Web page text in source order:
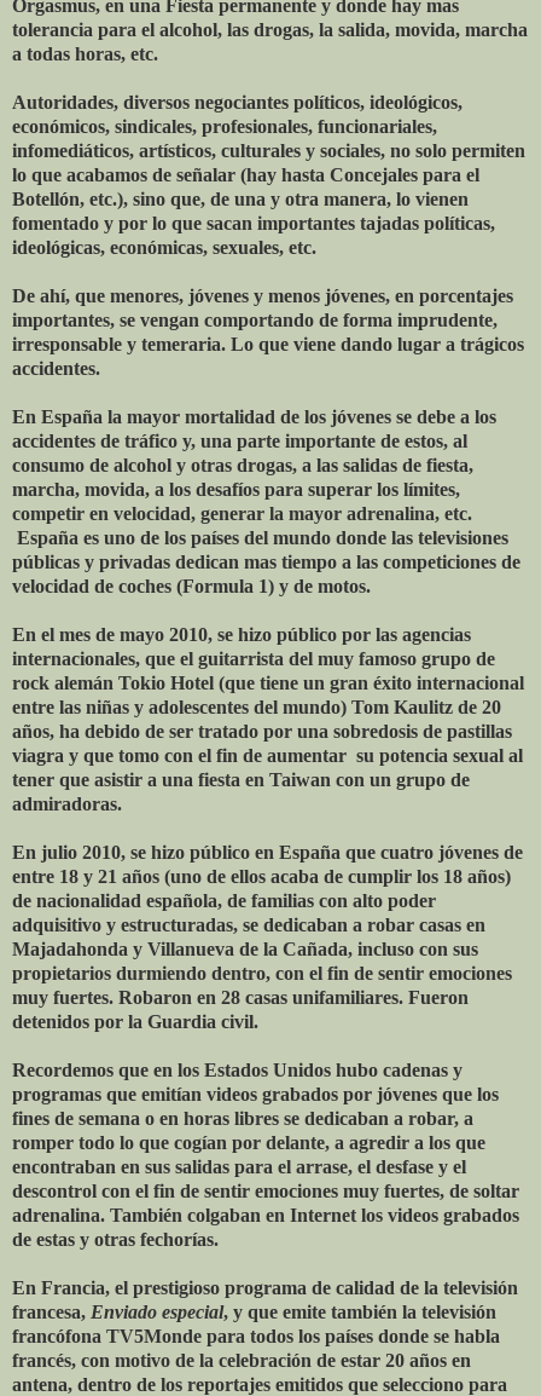
Orgasmus, en una Fiesta permanente y donde hay mas
tolerancia para el alcohol, las drogas, la salida, movida, marcha
a todas horas, etc.
Autoridades, diversos negociantes políticos, ideológicos,
económicos, sindicales, profesionales, funcionariales,
infomediáticos, artísticos, culturales y sociales, no solo permiten
lo que acabamos de señalar (hay hasta Concejales para el
Botellón, etc.), sino que, de una y otra manera, lo vienen
fomentado y por lo que sacan importantes tajadas políticas,
ideológicas, económicas, sexuales, etc.
De ahí, que menores, jóvenes y menos jóvenes, en porcentajes
importantes, se vengan comportando de forma imprudente,
irresponsable y temeraria. Lo que viene dando lugar a trágicos
accidentes.
En España la mayor mortalidad de los jóvenes se debe a los
accidentes de tráfico y, una parte importante de estos, al
consumo de alcohol y otras drogas, a las salidas de fiesta,
marcha, movida, a los desafíos para superar los límites,
competir en velocidad, generar la mayor adrenalina, etc.
España es uno de los países del mundo donde las televisiones
públicas y privadas dedican mas tiempo a las competiciones de
velocidad de coches (Formula 1) y de motos.
En el mes de mayo 2010, se hizo público por las agencias
internacionales, que el guitarrista del muy famoso grupo de
rock alemán Tokio Hotel (que tiene un gran éxito internacional
entre las niñas y adolescentes del mundo) Tom Kaulitz de 20
años, ha debido de ser tratado por una sobredosis de pastillas
viagra y que tomo con el fin de aumentar su potencia sexual al
tener que asistir a una fiesta en Taiwan con un grupo de
admiradoras.
En julio 2010, se hizo público en España que cuatro jóvenes de
entre 18 y 21 años (uno de ellos acaba de cumplir los 18 años)
de nacionalidad española, de familias con alto poder
adquisitivo y estructuradas, se dedicaban a robar casas en
Majadahonda y Villanueva de la Cañada, incluso con sus
propietarios durmiendo dentro, con el fin de sentir emociones
muy fuertes. Robaron en 28 casas unifamiliares. Fueron
detenidos por la Guardia civil.
Recordemos que en los Estados Unidos hubo cadenas y
programas que emitían videos grabados por jóvenes que los
fines de semana o en horas libres se dedicaban a robar, a
romper todo lo que cogían por delante, a agredir a los que
encontraban en sus salidas para el arrase, el desfase y el
descontrol con el fin de sentir emociones muy fuertes, de soltar
adrenalina. También colgaban en Internet los videos grabados
de estas y otras fechorías.
En Francia, el prestigioso programa de calidad de la televisión
francesa, Enviado especial, y que emite también la televisión
francófona TV5Monde para todos los países donde se habla
francés, con motivo de la celebración de estar 20 años en
antena, dentro de los reportajes emitidos que selecciono para